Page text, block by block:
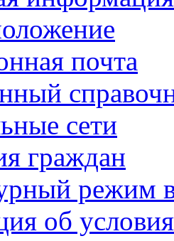
почта
сети
граждан
режим
об